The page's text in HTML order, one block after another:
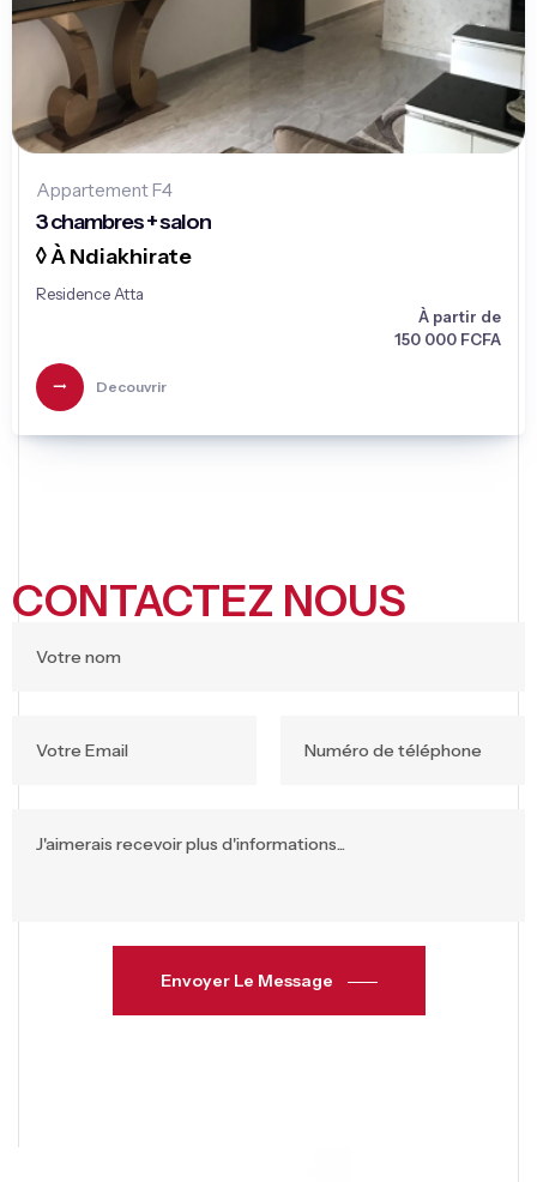
Appartement F4
3 chambres + salon
◊ À Ndiakhirate
Residence Atta
À partir de
150 000 FCFA
Decouvrir
CONTACTEZ NOUS
Envoyer Le Message